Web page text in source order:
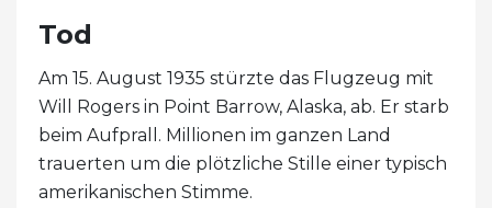
Tod
Am 15. August 1935 stürzte das Flugzeug mit
Will Rogers in Point Barrow, Alaska, ab. Er starb
beim Aufprall. Millionen im ganzen Land
trauerten um die plötzliche Stille einer typisch
amerikanischen Stimme.